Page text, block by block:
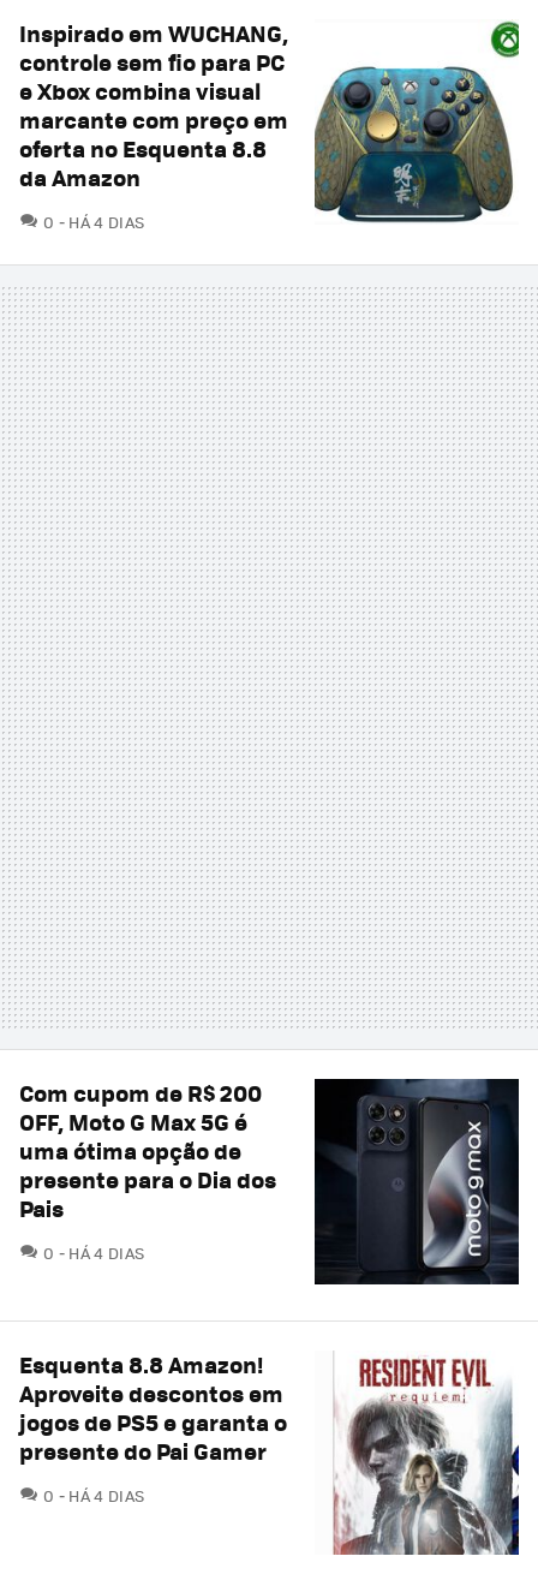
Inspirado em WUCHANG,
controle sem fio para PC
e Xbox combina visual
marcante com preço em
oferta no Esquenta 8.8
da Amazon
0 COMENTÁRIOS
HÁ 4 DIAS
Com cupom de R$ 200
OFF, Moto G Max 5G é
uma ótima opção de
presente para o Dia dos
Pais
0 COMENTÁRIOS
HÁ 4 DIAS
Esquenta 8.8 Amazon!
Aproveite descontos em
jogos de PS5 e garanta o
presente do Pai Gamer
0 COMENTÁRIOS
HÁ 4 DIAS